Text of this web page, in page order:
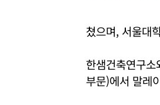
쳤으며, 서울대
한샘건축연구
부문)에서 말레